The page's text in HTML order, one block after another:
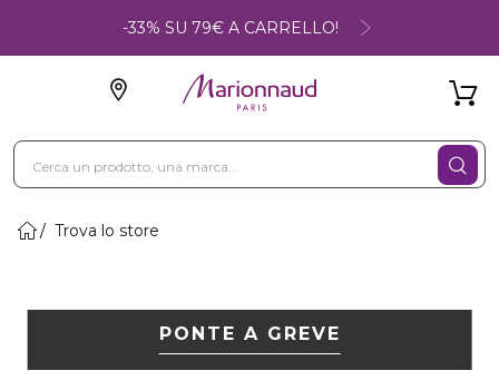
-33% SU 79€ A CARRELLO!
Trova lo store
PONTE A GREVE